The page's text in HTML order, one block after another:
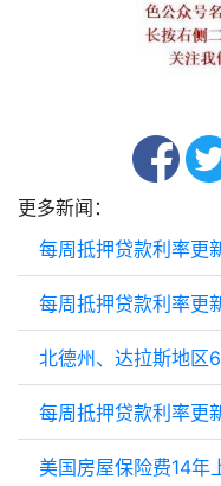
更多新闻：
每周抵押贷款利率
每周抵押贷款利率
北德州、达拉斯地区
每周抵押贷款利率更
美国房屋保险费14年